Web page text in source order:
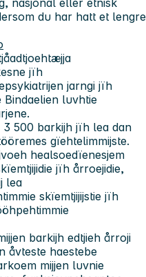
nasjonal eller etnisk
du har hatt et lengre
jïh
jarngi jïh
Bindaelien luvhtie
3 500 barkijh jïh lea dan
gïehtelimmijste.
healsoedïenesjem
jïh årroejidie,
lea
skïemtjijijstie jïh
barkijh edtjieh årroji
åvteste haestebe
mijjen luvnie